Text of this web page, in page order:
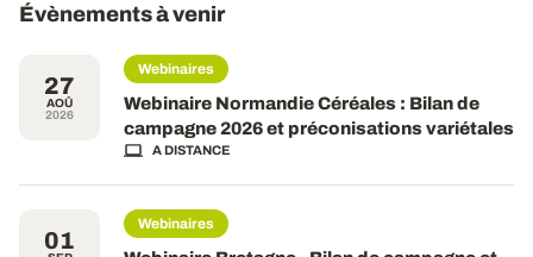
Évènements à venir
27
AOÛ
2026
Webinaires
Webinaire Normandie Céréales : Bilan de
campagne 2026 et préconisations variétales
A DISTANCE
01
Webinaires